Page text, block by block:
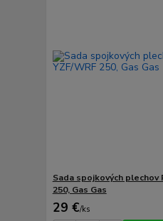
Sada spojkových plechov
250, Gas Gas
29 €/ks